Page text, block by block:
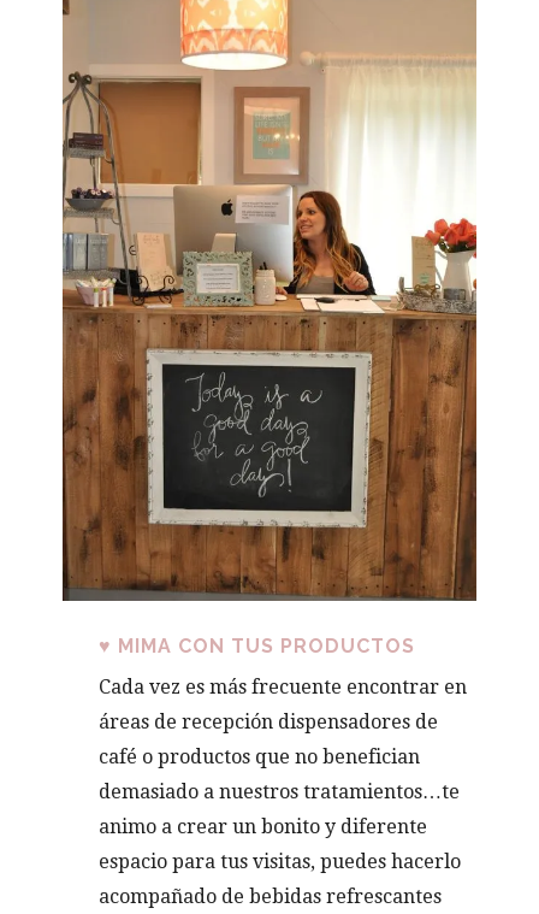
♥ MIMA CON TUS PRODUCTOS
Cada vez es más frecuente encontrar en
áreas de recepción dispensadores de
café o productos que no benefician
demasiado a nuestros tratamientos…te
animo a crear un bonito y diferente
espacio para tus visitas, puedes hacerlo
acompañado de bebidas refrescantes